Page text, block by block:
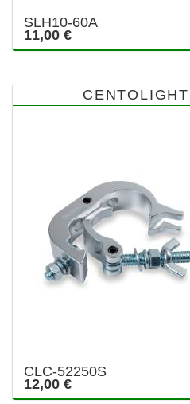
SLH10-60A
11,00 €
CENTOLIGHT
CLC-52250S
12,00 €